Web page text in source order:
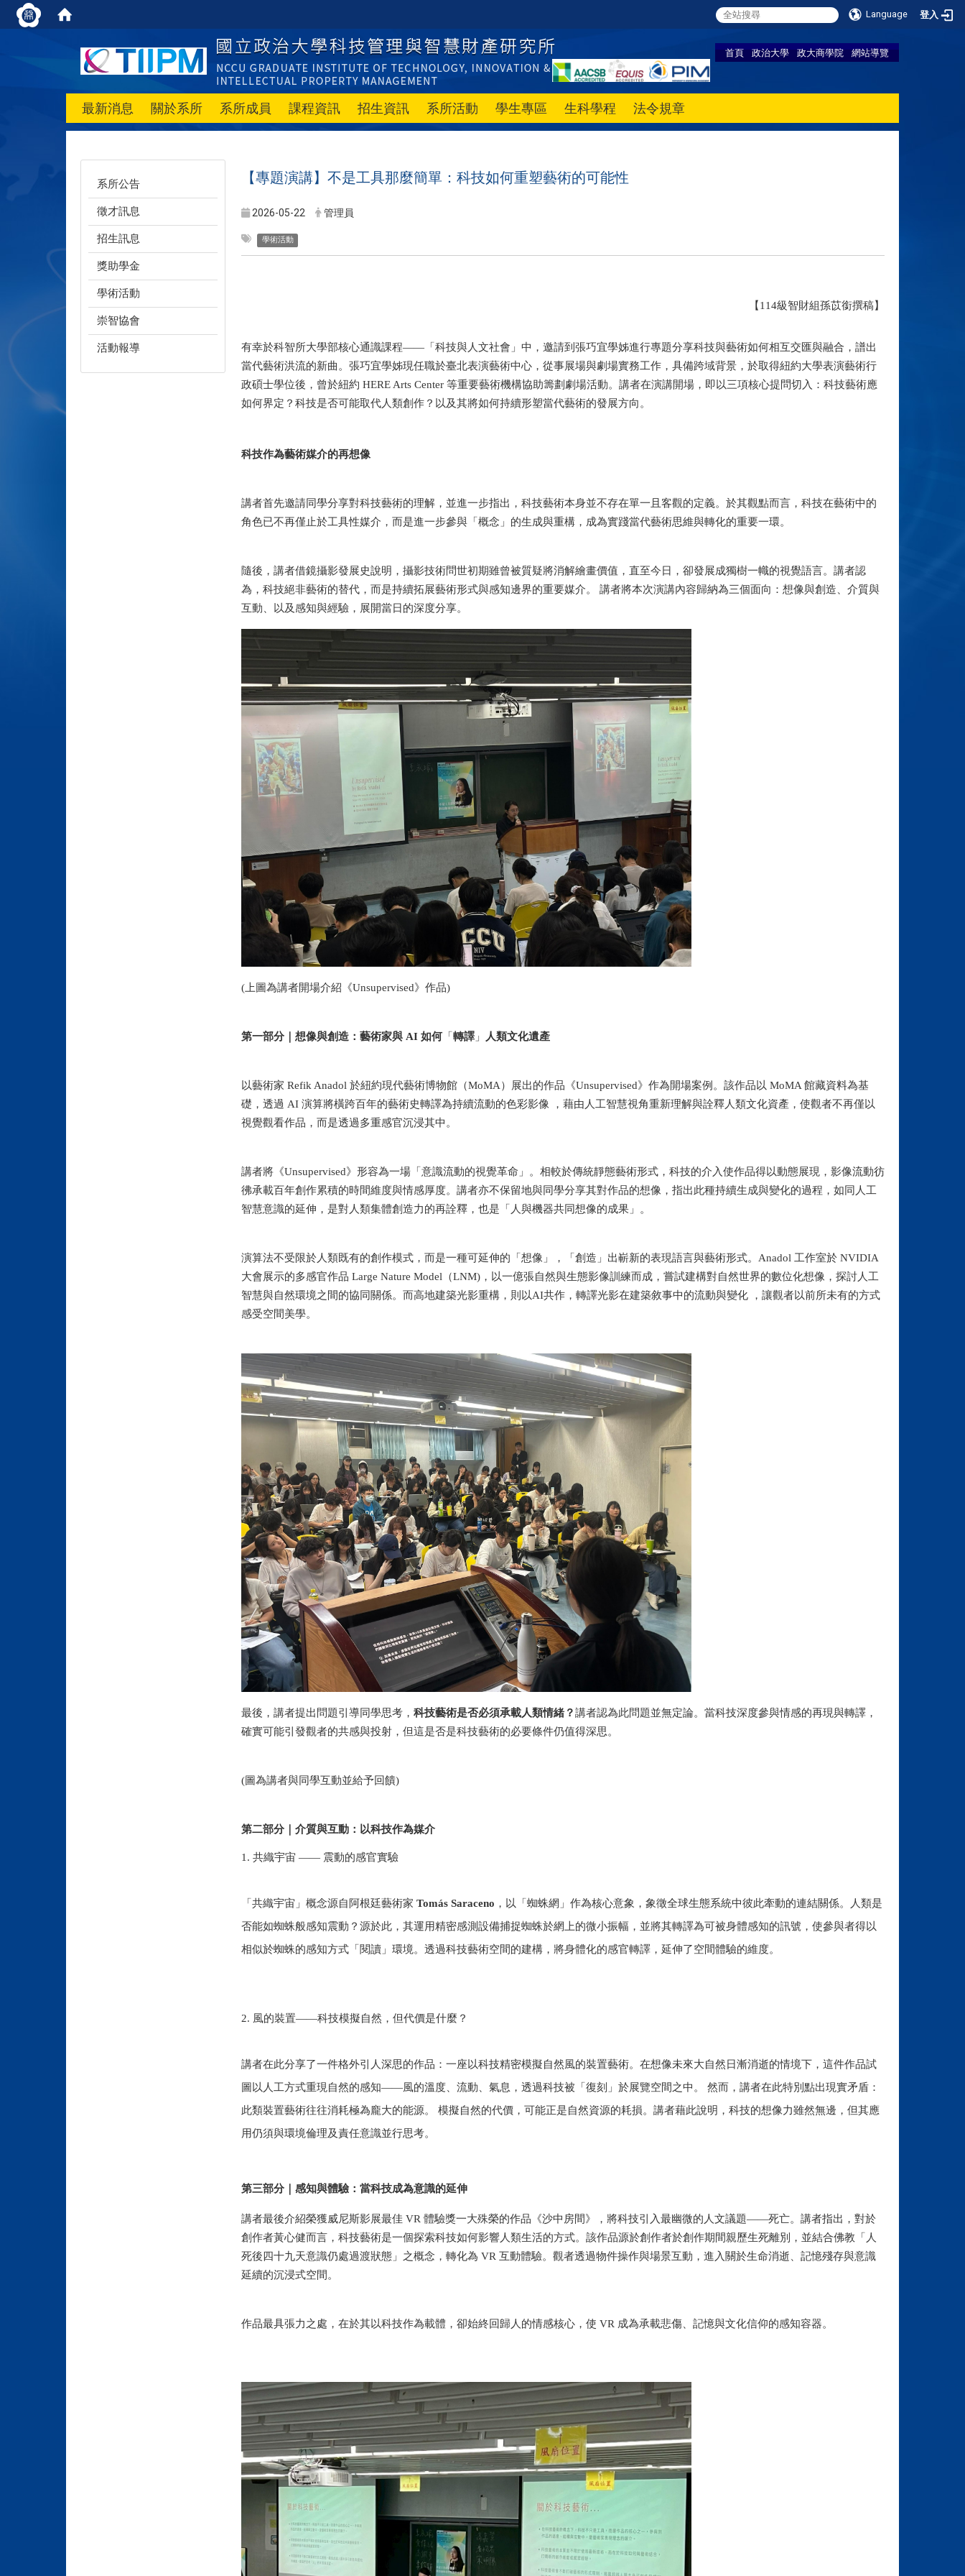
Language 登入
首頁 政治大學 政大商學院 網站導覽
最新消息 關於系所 系所成員 課程資訊 招生資訊 系所活動 學生專區 生科學程 法令規章
系所公告
徵才訊息
招生訊息
獎助學金
學術活動
崇智協會
活動報導
【專題演講】不是工具那麼簡單：科技如何重塑藝術的可能性
2026-05-22 管理員
學術活動
【114級智財組孫苡銜撰稿】
有幸於科智所大學部核心通識課程——「科技與人文社會」中，邀請到張巧宜學姊進行專題分享科技與藝術如何相互交匯與融合，譜出
當代藝術洪流的新曲。張巧宜學姊現任職於臺北表演藝術中心，從事展場與劇場實務工作，具備跨域背景，於取得紐約大學表演藝術行
政碩士學位後，曾於紐約 HERE Arts Center 等重要藝術機構協助籌劃劇場活動。講者在演講開場，即以三項核心提問切入：科技藝術應
如何界定？科技是否可能取代人類創作？以及其將如何持續形塑當代藝術的發展方向。
科技作為藝術媒介的再想像
講者首先邀請同學分享對科技藝術的理解，並進一步指出，科技藝術本身並不存在單一且客觀的定義。於其觀點而言，科技在藝術中的
角色已不再僅止於工具性媒介，而是進一步參與「概念」的生成與重構，成為實踐當代藝術思維與轉化的重要一環。
隨後，講者借鏡攝影發展史說明，攝影技術問世初期雖曾被質疑將消解繪畫價值，直至今日，卻發展成獨樹一幟的視覺語言。講者認
為，科技絕非藝術的替代，而是持續拓展藝術形式與感知邊界的重要媒介。 講者將本次演講內容歸納為三個面向：想像與創造、介質與
互動、以及感知與經驗，展開當日的深度分享。
(上圖為講者開場介紹《Unsupervised》作品)
第一部分｜想像與創造：藝術家與 AI 如何 「 轉譯 」 人類文化遺產
以藝術家 Refik Anadol 於紐約現代藝術博物館（MoMA）展出的作品《Unsupervised》作為開場案例。該作品以 MoMA 館藏資料為基
礎，透過 AI 演算將橫跨百年的藝術史轉譯為持續流動的色彩影像 ，藉由人工智慧視角重新理解與詮釋人類文化資產，使觀者不再僅以
視覺觀看作品，而是透過多重感官沉浸其中。
講者將《Unsupervised》形容為一場「意識流動的視覺革命」。相較於傳統靜態藝術形式，科技的介入使作品得以動態展現，影像流動彷
彿承載百年創作累積的時間維度與情感厚度。講者亦不保留地與同學分享其對作品的想像，指出此種持續生成與變化的過程，如同人工
智慧意識的延伸，是對人類集體創造力的再詮釋，也是「人與機器共同想像的成果」。
演算法不受限於人類既有的創作模式，而是一種可延伸的「想像」，「創造」出嶄新的表現語言與藝術形式。Anadol 工作室於 NVIDIA
大會展示的多感官作品 Large Nature Model（LNM)，以一億張自然與生態影像訓練而成，嘗試建構對自然世界的數位化想像，探討人工
智慧與自然環境之間的協同關係。而高地建築光影重構，則以AI共作，轉譯光影在建築敘事中的流動與變化 ，讓觀者以前所未有的方式
感受空間美學。
最後，講者提出問題引導同學思考， 科技藝術是否必須承載人類情緒？講者認為此問題並無定論。當科技深度參與情感的再現與轉譯，
確實可能引發觀者的共感與投射，但這是否是科技藝術的必要條件仍值得深思。
(圖為講者與同學互動並給予回饋)
第二部分｜介質與互動：以科技作為媒介
1. 共織宇宙 —— 震動的感官實驗
「共織宇宙」概念源自阿根廷藝術家 Tomás Saraceno ，以「蜘蛛網」作為核心意象，象徵全球生態系統中彼此牽動的連結關係。人類是
否能如蜘蛛般感知震動？源於此，其運用精密感測設備捕捉蜘蛛於網上的微小振幅，並將其轉譯為可被身體感知的訊號，使參與者得以
相似於蜘蛛的感知方式「閱讀」環境。透過科技藝術空間的建構，將身體化的感官轉譯，延伸了空間體驗的維度。
2. 風的裝置——科技模擬自然，但代價是什麼？
講者在此分享了一件格外引人深思的作品：一座以科技精密模擬自然風的裝置藝術。在想像未來大自然日漸消逝的情境下，這件作品試
圖以人工方式重現自然的感知——風的溫度、流動、氣息，透過科技被「復刻」於展覽空間之中。 然而，講者在此特別點出現實矛盾：
此類裝置藝術往往消耗極為龐大的能源。 模擬自然的代價，可能正是自然資源的耗損。講者藉此說明，科技的想像力雖然無邊，但其應
用仍須與環境倫理及責任意識並行思考。
第三部分｜感知與體驗：當科技成為意識的延伸
講者最後介紹榮獲威尼斯影展最佳 VR 體驗獎一大殊榮的作品《沙中房間》，將科技引入最幽微的人文議題——死亡。講者指出，對於
創作者黃心健而言，科技藝術是一個探索科技如何影響人類生活的方式。該作品源於創作者於創作期間親歷生死離別，並結合佛教「人
死後四十九天意識仍處過渡狀態」之概念，轉化為 VR 互動體驗。觀者透過物件操作與場景互動，進入關於生命消逝、記憶殘存與意識
延續的沉浸式空間。
作品最具張力之處，在於其以科技作為載體，卻始終回歸人的情感核心，使 VR 成為承載悲傷、記憶與文化信仰的感知容器。